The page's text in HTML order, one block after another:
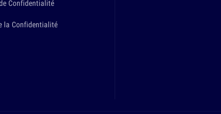
Confidentialité
la Confidentialité